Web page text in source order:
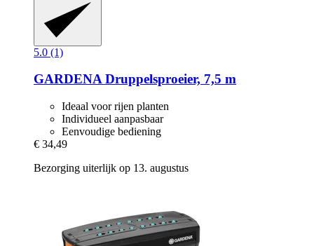
5.0 (1)
GARDENADruppelsproeier, 7,5 m
Ideaal voor rijen planten
Individueel aanpasbaar
Eenvoudige bediening
€ 34,49
Bezorging uiterlijk op 13. augustus